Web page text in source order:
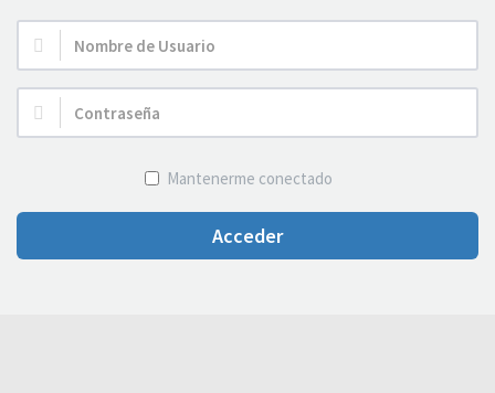
Nombre
de
Usuario:
Contraseña:
Mantenerme conectado
Acceder